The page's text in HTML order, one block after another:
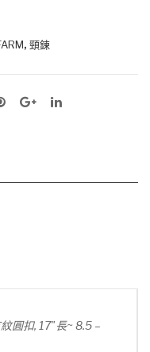
, 頸鍊
圓扣, 17"長~ 8.5 –